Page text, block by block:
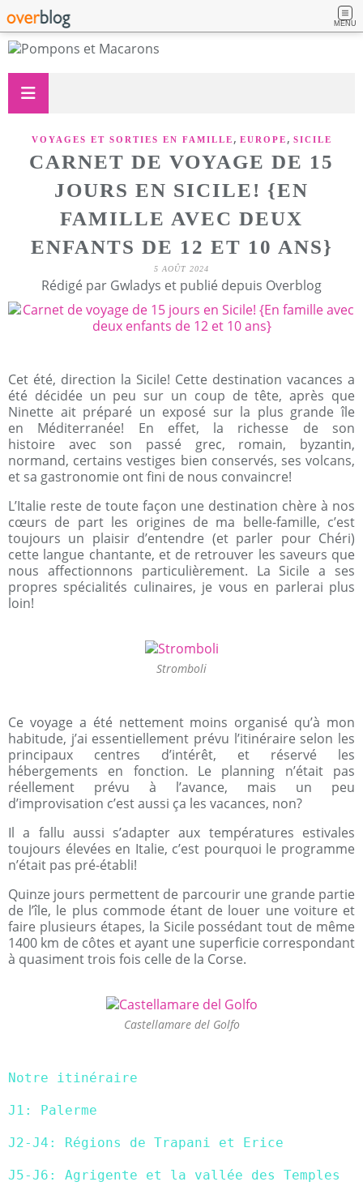
MENU
VOYAGES ET SORTIES EN FAMILLE , EUROPE , SICILE
CARNET DE VOYAGE DE 15
JOURS EN SICILE! {EN
FAMILLE AVEC DEUX
ENFANTS DE 12 ET 10 ANS}
5 AOÛT 2024
Rédigé par Gwladys et publié depuis Overblog
Cet été, direction la Sicile! Cette destination vacances a
été décidée un peu sur un coup de tête, après que
Ninette ait préparé un exposé sur la plus grande île
en Méditerranée! En effet, la richesse de son
histoire avec son passé grec, romain, byzantin,
normand, certains vestiges bien conservés, ses volcans,
et sa gastronomie ont fini de nous convaincre!
L’Italie reste de toute façon une destination chère à nos
cœurs de part les origines de ma belle-famille, c’est
toujours un plaisir d’entendre (et parler pour Chéri)
cette langue chantante, et de retrouver les saveurs que
nous affectionnons particulièrement. La Sicile a ses
propres spécialités culinaires, je vous en parlerai plus
loin!
Stromboli
Ce voyage a été nettement moins organisé qu’à mon
habitude, j’ai essentiellement prévu l’itinéraire selon les
principaux centres d’intérêt, et réservé les
hébergements en fonction. Le planning n’était pas
réellement prévu à l’avance, mais un peu
d’improvisation c’est aussi ça les vacances, non?
Il a fallu aussi s’adapter aux températures estivales
toujours élevées en Italie, c’est pourquoi le programme
n’était pas pré-établi!
Quinze jours permettent de parcourir une grande partie
de l’île, le plus commode étant de louer une voiture et
faire plusieurs étapes, la Sicile possédant tout de même
1400 km de côtes et ayant une superficie correspondant
à quasiment trois fois celle de la Corse.
Castellamare del Golfo
Notre itinéraire
J1: Palerme
J2-J4: Régions de Trapani et Erice
J5-J6: Agrigente et la vallée des Temples